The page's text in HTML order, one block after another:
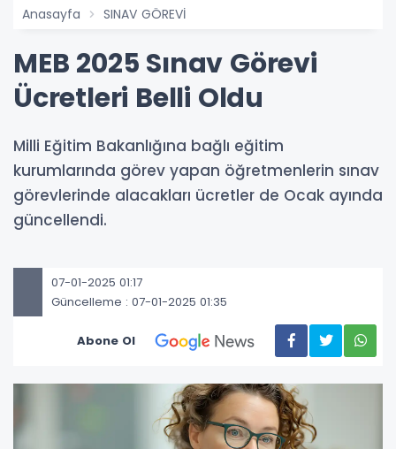
Anasayfa SINAV GÖREVİ
MEB 2025 Sınav Görevi
Ücretleri Belli Oldu
Milli Eğitim Bakanlığına bağlı eğitim
kurumlarında görev yapan öğretmenlerin sınav
görevlerinde alacakları ücretler de Ocak ayında
güncellendi.
07-01-2025 01:17
Güncelleme : 07-01-2025 01:35
Abone Ol